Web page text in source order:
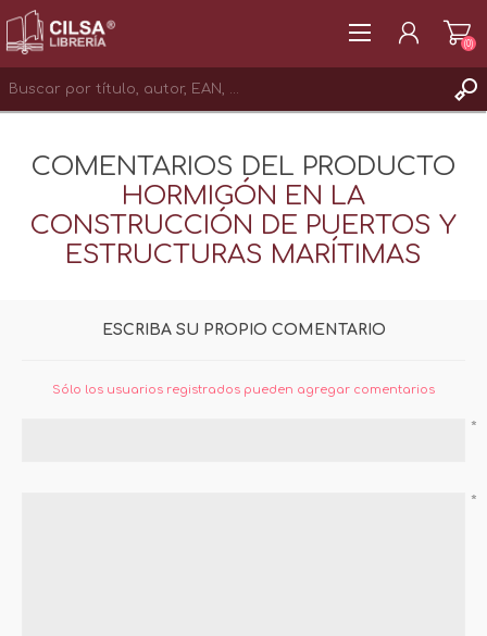
INICIAR SESIÓN
(0)
COMENTARIOS DEL PRODUCTO
HORMIGÓN EN LA
CONSTRUCCIÓN DE PUERTOS Y
ESTRUCTURAS MARÍTIMAS
ESCRIBA SU PROPIO COMENTARIO
Sólo los usuarios registrados pueden agregar comentarios
*
*